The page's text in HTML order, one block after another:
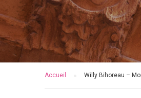
Accueil Willy Bihoreau –